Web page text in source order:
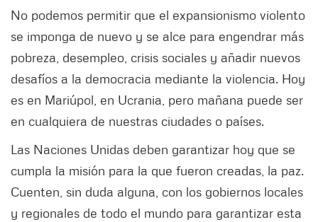
No podemos permitir que el expansionismo violento
se imponga de nuevo y se alce para engendrar más
pobreza, desempleo, crisis sociales y añadir nuevos
desafíos a la democracia mediante la violencia. Hoy
es en Mariúpol, en Ucrania, pero mañana puede ser
en cualquiera de nuestras ciudades o países.
Las Naciones Unidas deben garantizar hoy que se
cumpla la misión para la que fueron creadas, la paz.
Cuenten, sin duda alguna, con los gobiernos locales
y regionales de todo el mundo para garantizar esta